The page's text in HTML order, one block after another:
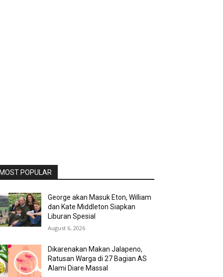
MOST POPULAR
George akan Masuk Eton, William
dan Kate Middleton Siapkan
Liburan Spesial
August 6, 2026
Dikarenakan Makan Jalapeno,
Ratusan Warga di 27 Bagian AS
Alami Diare Massal